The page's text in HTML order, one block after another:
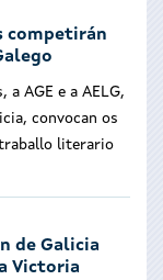
competirán
a AGE e a AELG,
convocan os
traballo literario
de Galicia
Victoria